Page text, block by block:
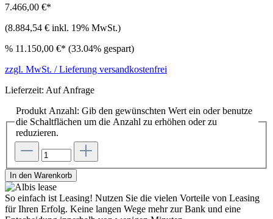
7.466,00 €*
(8.884,54 € inkl. 19% MwSt.)
% 11.150,00 €* (33.04% gespart)
zzgl. MwSt. / Lieferung versandkostenfrei
Lieferzeit: Auf Anfrage
Produkt Anzahl: Gib den gewünschten Wert ein oder benutze
die Schaltflächen um die Anzahl zu erhöhen oder zu
reduzieren.
In den Warenkorb
So einfach ist Leasing! Nutzen Sie die vielen Vorteile von Leasing
für Ihren Erfolg. Keine langen Wege mehr zur Bank und eine